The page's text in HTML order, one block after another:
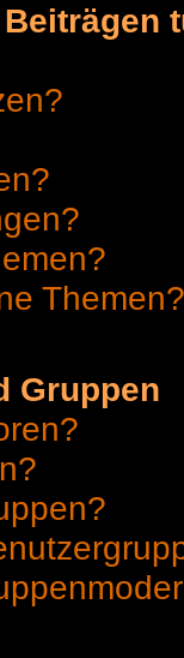
Themen?
Gruppen